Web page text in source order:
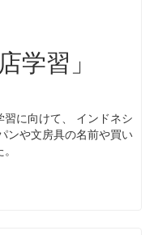
学習」
に向けて、 インドネシ
ンや文房具の名前や買い
。